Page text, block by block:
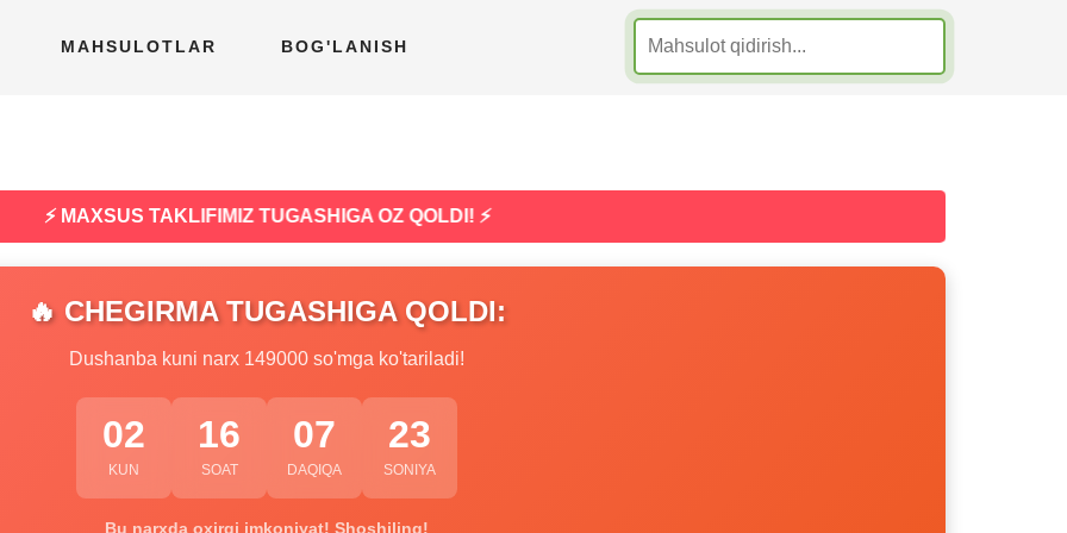
MAHSULOTLAR BOG'LANISH
⚡ MAXSUS TAKLIFIMIZ TUGASHIGA OZ QOLDI! ⚡
🔥 CHEGIRMA TUGASHIGA QOLDI:
Dushanba kuni narx 149000 so'mga ko'tariladi!
02
KUN
16
SOAT
07
DAQIQA
22
SONIYA
Bu narxda oxirgi imkoniyat! Shoshiling!